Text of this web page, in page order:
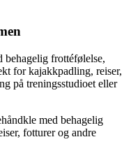
behagelig frottéfølelse,
for kajakkpadling, reiser,
på treningsstudioet eller
med behagelig
fotturer og andre